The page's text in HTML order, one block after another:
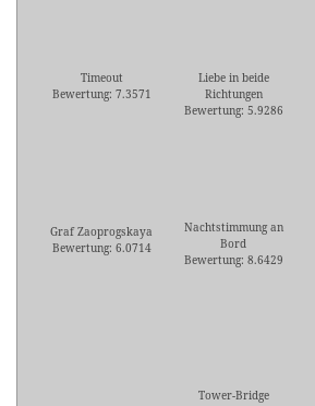
Timeout
Bewertung: 7.3571
Liebe in beide
Richtungen
Bewertung: 5.9286
Graf Zaoprogskaya
Bewertung: 6.0714
Nachtstimmung an
Bord
Bewertung: 8.6429
Tower-Bridge